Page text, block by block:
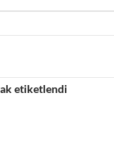
etiketlendi